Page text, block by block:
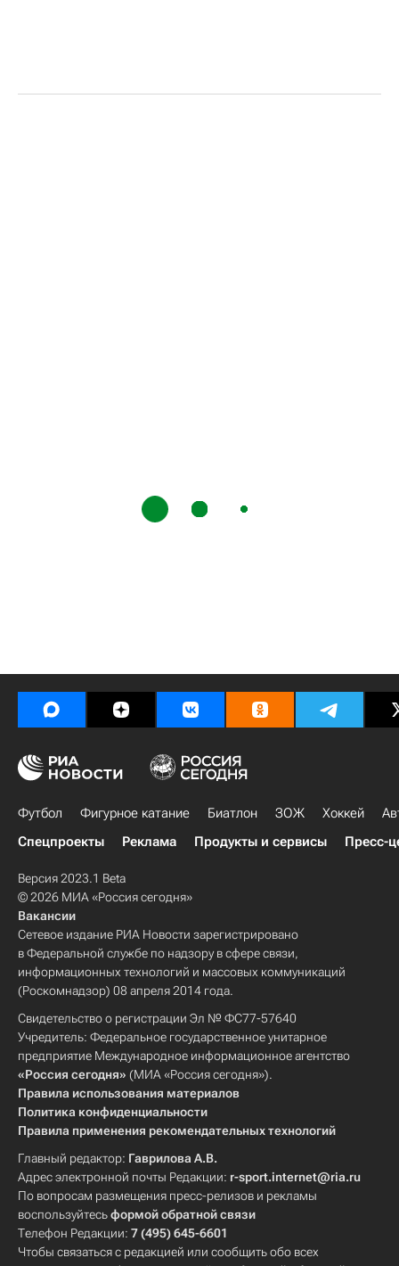
Футбол Фигурное катание Биатлон ЗОЖ Хоккей
Спецпроекты
Реклама Продукты и сервисы Пресс-
Версия 2023.1 Beta
© 2026 МИА «Россия сегодня»
Вакансии
Сетевое издание РИА Новости зарегистрировано
в Федеральной службе по надзору в сфере связи,
информационных технологий и массовых коммуникаций
(Роскомнадзор) 08 апреля 2014 года.
Свидетельство о регистрации Эл № ФС77-57640
Учредитель: Федеральное государственное унитарное
предприятие Международное информационное агентство
«Россия сегодня» (МИА «Россия сегодня»).
Правила использования материалов
Политика конфиденциальности
Правила применения рекомендательных технологий
Главный редактор: Гаврилова А.В.
Адрес электронной почты Редакции: r-sport.internet@ria.ru
По вопросам размещения пресс-релизов и рекламы
воспользуйтесьформой обратной связи
Телефон Редакции: 7 (495) 645-6601
Чтобы связаться с редакцией или сообщить обо всех